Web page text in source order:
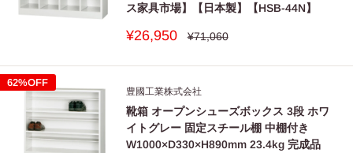
ス家具市場】【日本製】【HSB-44N】
販
価
¥26,950
通
格
¥71,060
62%OFF
豊國工業株式会社
靴箱 オープンシューズボックス 3段 ホワ
イトグレー 固定スチール棚 中棚付き
W1000×D330×H890mm 23.4kg 完成品